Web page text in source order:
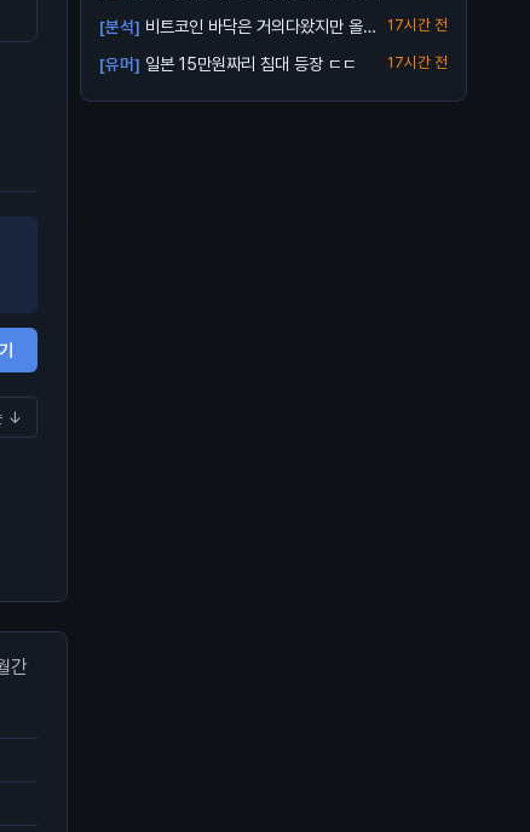
↓
간
[분석] 비트코인 바닥은 거의다왔지만 올인
은 금지
17시간 전
[유머] 일본 15만원짜리 침대 등장 ㄷㄷ 17시간 전